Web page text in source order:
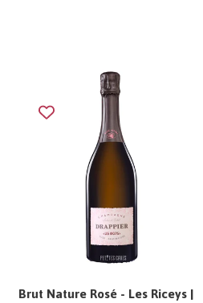
Brut Nature Rosé - Les Riceys |